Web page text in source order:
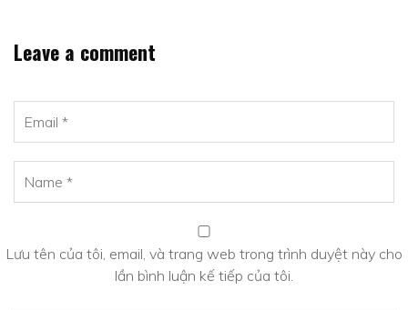
Leave a comment
Lưu tên của tôi, email, và trang web trong trình duyệt này cho
lần bình luận kế tiếp của tôi.